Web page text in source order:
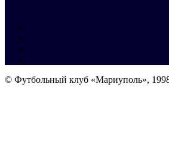
© Футбольный клуб «Мариуполь»,